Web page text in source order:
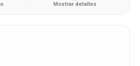
Mostrar detalles